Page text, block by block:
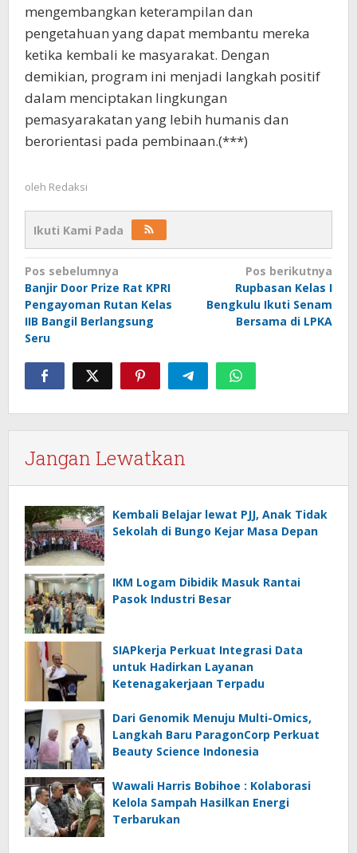
mengembangkan keterampilan dan
pengetahuan yang dapat membantu mereka
ketika kembali ke masyarakat. Dengan
demikian, program ini menjadi langkah positif
dalam menciptakan lingkungan
pemasyarakatan yang lebih humanis dan
berorientasi pada pembinaan.(***)
oleh Redaksi
Ikuti Kami Pada
Navigasi
pos
Pos sebelumnya
Banjir Door Prize Rat KPRI
Pengayoman Rutan Kelas
IIB Bangil Berlangsung
Seru
Pos berikutnya
Rupbasan Kelas I
Bengkulu Ikuti Senam
Bersama di LPKA
Jangan Lewatkan
Kembali Belajar lewat PJJ, Anak Tidak
Sekolah di Bungo Kejar Masa Depan
IKM Logam Dibidik Masuk Rantai
Pasok Industri Besar
SIAPkerja Perkuat Integrasi Data
untuk Hadirkan Layanan
Ketenagakerjaan Terpadu
Dari Genomik Menuju Multi-Omics,
Langkah Baru ParagonCorp Perkuat
Beauty Science Indonesia
Wawali Harris Bobihoe : Kolaborasi
Kelola Sampah Hasilkan Energi
Terbarukan